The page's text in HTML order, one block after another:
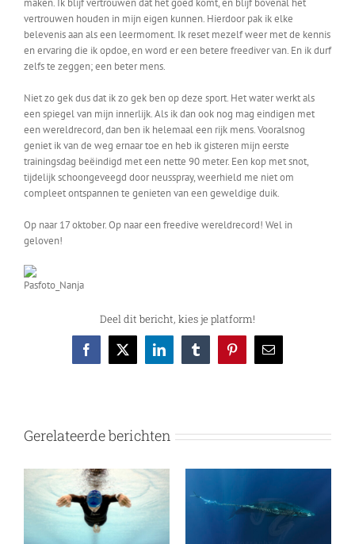
maken. Ik blijf vertrouwen dat het goed komt, en blijf bovenal het
vertrouwen houden in mijn eigen kunnen. Hierdoor pak ik elke
belevenis aan als een leermoment. Ik reset mezelf weer met de kennis
en ervaring die ik opdoe, en word er een betere freediver van. En ik durf
zelfs te zeggen; een beter mens.
Niet zo gek dus dat ik zo gek ben op deze sport. Het water werkt als
een spiegel van mijn innerlijk. Als ik dan ook nog mag eindigen met
een wereldrecord, dan ben ik helemaal een rijk mens. Vooralsnog
geniet ik van de weg ernaar toe en heb ik gisteren mijn eerste
trainingsdag beëindigd met een nette 90 meter. Een kop met snot,
tijdelijk schoongeveegd door neusspray, weerhield me niet om
compleet ontspannen te genieten van een geweldige duik.
Op naar 17 oktober. Op naar een freedive wereldrecord! Wel in
geloven!
Deel dit bericht, kies je platform!
Facebook
X LinkedInTumblrPinterest
E-
mail
Gerelateerde berichten